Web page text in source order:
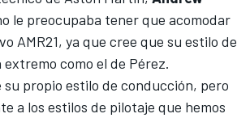
le preocupaba tener que acomodar
AMR21, ya que cree que su estilo de
como el de Pérez.
propio estilo de conducción, pero
a los estilos de pilotaje que hemos